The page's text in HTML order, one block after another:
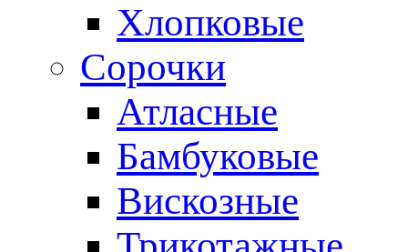
Хлопковые
Сорочки
Атласные
Бамбуковые
Вискозные